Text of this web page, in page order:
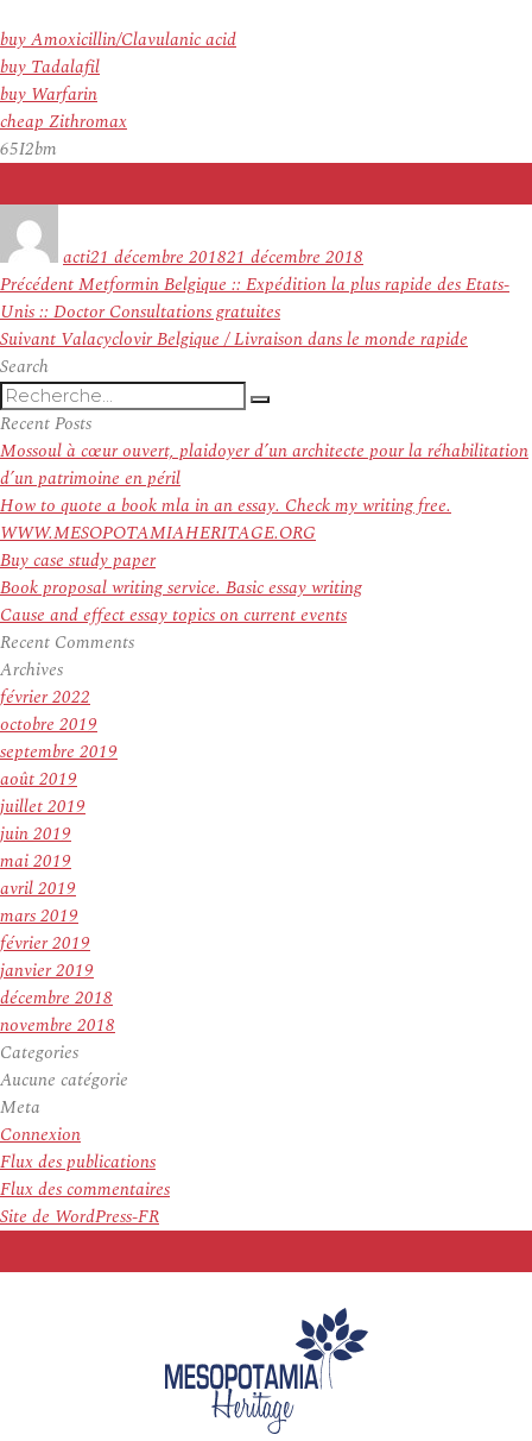
buy Amoxicillin/Clavulanic acid
buy Tadalafil
buy Warfarin
cheap Zithromax
65I2bm
actile
21 décembre 201821 décembre 2018
Navigation
de
l’article
PrécédentArticle
précédent :
Metformin Belgique :: Expédition la plus rapide des Etats-
Unis :: Doctor Consultations gratuites
Suivant Article
Valacyclovir Belgique / Livraison dans le monde rapide
Search
Recherche
pour
:
Recherche
Recent Posts
Mossoul à cœur ouvert, plaidoyer d’un architecte pour la réhabilitation
d’un patrimoine en péril
How to quote a book mla in an essay. Check my writing free.
WWW.MESOPOTAMIAHERITAGE.ORG
Buy case study paper
Book proposal writing service. Basic essay writing
Cause and effect essay topics on current events
Recent Comments
Archives
février 2022
octobre 2019
septembre 2019
août 2019
juillet 2019
juin 2019
mai 2019
avril 2019
mars 2019
février 2019
janvier 2019
décembre 2018
novembre 2018
Categories
Aucune catégorie
Meta
Connexion
Flux des publications
Flux des commentaires
Site de WordPress-FR